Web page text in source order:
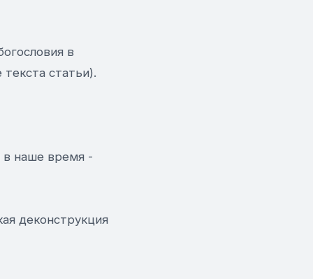
в
статьи).
в наше время -
деконструкция